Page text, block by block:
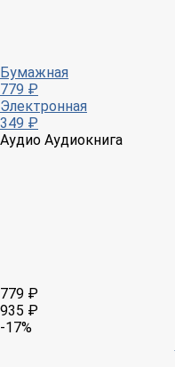
Бумажная
779 ₽
Электронная
349 ₽
Аудио Аудиокнига
779 ₽
935 ₽
-17%